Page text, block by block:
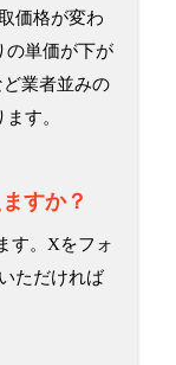
価格が変わ
の単価が下が
業者並みの
す。
すか？
す。Xをフォ
ただければ